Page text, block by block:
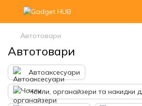
Автотовари
Автотовари
Автоаксесуари
Чохли, органайзери та накидки